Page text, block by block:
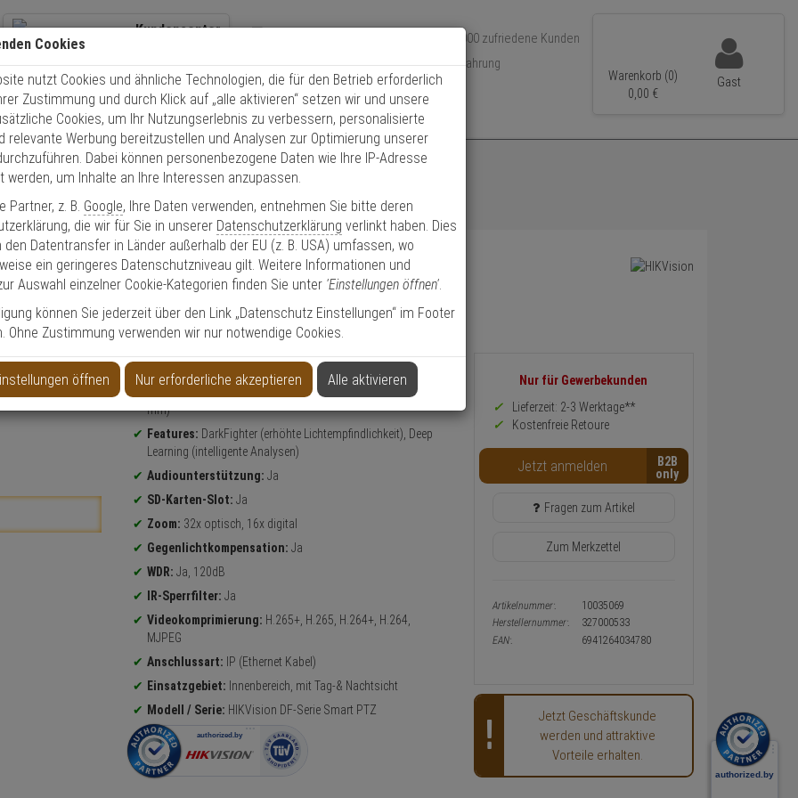
Kundencenter
Kontaktservice nutzen
Mo. - Do.: 8:00 - 16:30 Fr. 8:00 - 14:00 Uhr
Über 350.000 zufriedene Kunden
Über 15 Jahre Erfahrung
Schneller Versand
Warenkorb (0)
0, 00 €
Gast
DS-2DF5232X-AE3(T5) IP-Kamera 2MP TN PTZ
1080p Artikel
IP-Kamera 2MP TN PTZ
Produktinformationen
58,4° - 2,14° (Objektiv-Brennweite 4,8 - 153
mm)
Features: DarkFighter (erhöhte Lichtempfindlichkeit), Deep
Learning (intelligente Analysen)
Audiounterstützung: Ja
SD-Karten-Slot: Ja
Zoom: 32x optisch, 16x digital
Gegenlichtkompensation: Ja
WDR: Ja, 120dB
IR-Sperrfilter: Ja
Videokomprimierung: H.265+, H.265, H.264+, H.264,
MJPEG
Anschlussart: IP (Ethernet Kabel)
Einsatzgebiet: Innenbereich, mit Tag-& Nachtsicht
Modell / Serie: HIKVision DF-Serie Smart PTZ
Informationen
Preis,
Verfügbakeit
Warenkorb-
oder
Konfigurieren-
Nur für Gewerbekunden
Lieferzeit: 2-3 Werktage**
Kostenfreie Retoure
Jetzt anmelden B2B
Fragen zum Artikel
Zum Merkzettel
Artikelnummer:
10035069
Herstellernummer:
327000533
EAN:
6941264034780
Jetzt Geschäftskunde
werden und attraktive
Vorteile erhalten.
Cookies
nutzt Cookies und ähnliche Technologien, die für den Betrieb erforderlich
Zustimmung und durch Klick auf „alle aktivieren“ setzen wir und unsere
Cookies, um Ihr Nutzungserlebnis zu verbessern, personalisierte
relevante Werbung bereitzustellen und Analysen zur Optimierung unserer
Dabei können personenbezogene Daten wie Ihre IP-Adresse
werden, um Inhalte an Ihre Interessen anzupassen.
Partner, z. B. Google, Ihre Daten verwenden, entnehmen Sie bitte deren
die wir für Sie in unserer Datenschutzerklärung verlinkt haben. Dies
den Datentransfer in Länder außerhalb der EU (z. B. USA) umfassen, wo
ein geringeres Datenschutzniveau gilt. Weitere Informationen und
Auswahl einzelner Cookie-Kategorien finden Sie unter 'Einstellungen öffnen'.
können Sie jederzeit über den Link „Datenschutz Einstellungen“ im Footer
Ohne Zustimmung verwenden wir nur notwendige Cookies.
öffnen Nur erforderliche akzeptieren Alle aktivieren